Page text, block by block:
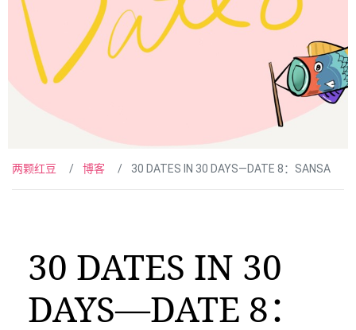
两颗红豆 博客 30 DATES IN 30 DAYS—DATE 8：SANSA
30 DATES IN 30
DAYS—DATE 8：